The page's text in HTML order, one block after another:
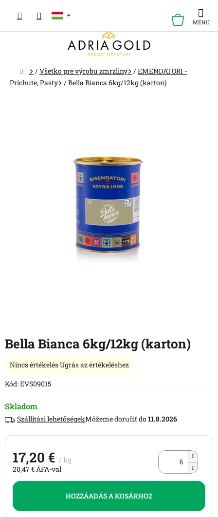
tartalomhoz
KOSÁR
Kezdőlap
/Všetko pre výrobu zmrzliny /EMENDATORI -
Príchute, Pasty
/Bella Bianca 6kg/12kg (karton)
Bella Bianca 6kg/12kg (karton)
Kód:EVS09015
Skladom
11.8.2026
Szállítási lehetőségek
17,20 € / kg
20,47 € ÁFA-val
Egységár:
HOZZÁADÁS A KOSÁRHOZ
A
átlagos
értékelése
5-
ből
0,0
Nincs értékelésUgrás az értékeléshez